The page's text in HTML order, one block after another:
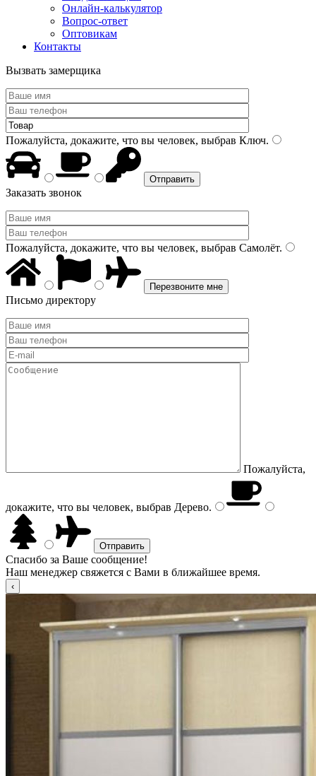
Онлайн-калькулятор
Вопрос-ответ
Оптовикам
Контакты
Вызвать замерщика
Пожалуйста, докажите, что вы человек, выбрав Ключ.
Заказать звонок
Пожалуйста, докажите, что вы человек, выбрав Самолёт.
Письмо директору
Пожалуйста,
докажите, что вы человек, выбрав Дерево.
Спасибо за Ваше сообщение!
Наш менеджер свяжется с Вами в ближайшее время.